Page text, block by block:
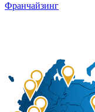
Франчайзинг